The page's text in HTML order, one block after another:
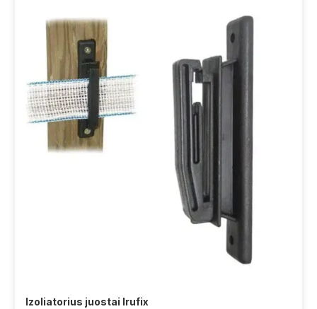
Izoliatorius juostai Irufix